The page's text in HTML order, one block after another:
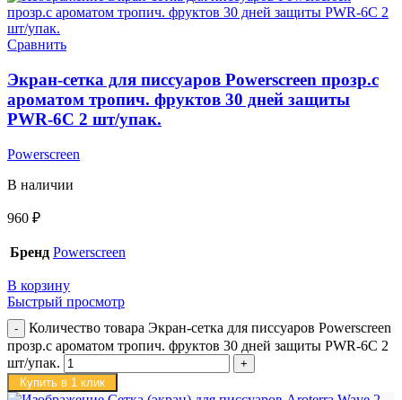
Сравнить
Экран-сетка для писсуаров Powerscreen прозр.с
ароматом тропич. фруктов 30 дней защиты
PWR-6C 2 шт/упак.
Powerscreen
В наличии
960 ₽
Бренд Powerscreen
В корзину
Быстрый просмотр
Количество товара Экран-сетка для писсуаров Powerscreen
прозр.с ароматом тропич. фруктов 30 дней защиты PWR-6C 2
шт/упак.
Купить в 1 клик